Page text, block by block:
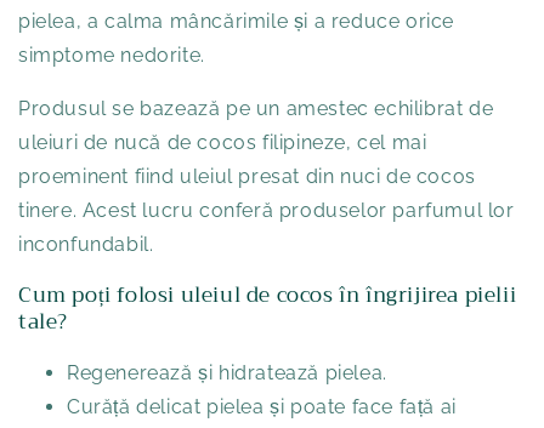
pielea, a calma mâncărimile și a reduce orice
simptome nedorite.
Produsul se bazează pe un amestec echilibrat de
uleiuri de nucă de cocos filipineze, cel mai
proeminent fiind uleiul presat din nuci de cocos
tinere. Acest lucru conferă produselor parfumul lor
inconfundabil.
Cum poți folosi uleiul de cocos în îngrijirea pielii
tale?
Regenerează și hidratează pielea.
Curăță delicat pielea și poate face față ai